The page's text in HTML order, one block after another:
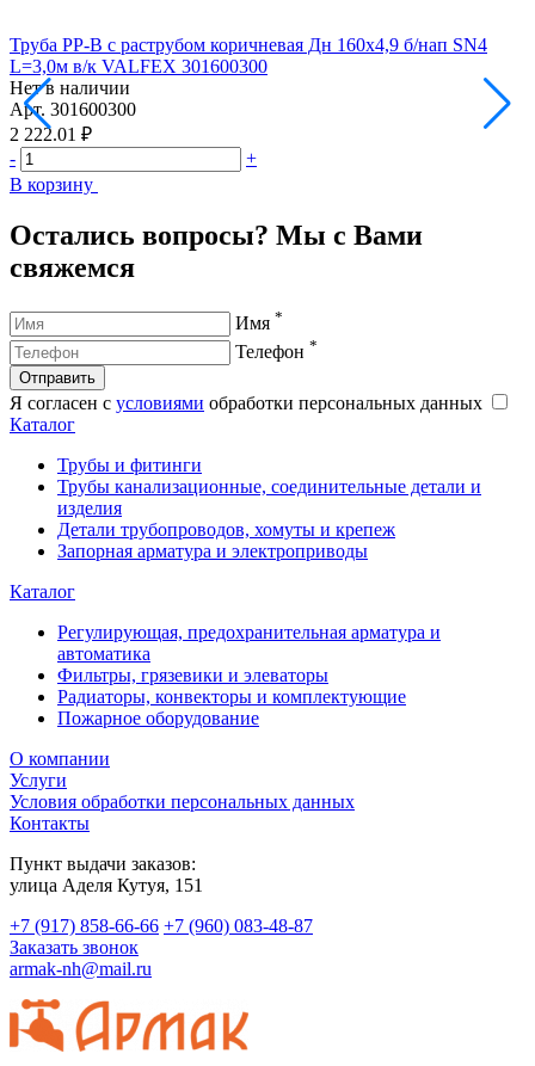
Труба PP-B с раструбом коричневая Дн 160х4,9 б/нап SN4
L=3,0м в/к VALFEX 301600300
Нет в наличии
Арт. 301600300
2 222.01 ₽
-
+
В корзину
Остались вопросы? Мы с Вами
свяжемся
Имя *
Телефон *
Отправить
Я согласен с условиями обработки персональных данных
Каталог
Трубы и фитинги
Трубы канализационные, соединительные детали и
изделия
Детали трубопроводов, хомуты и крепеж
Запорная арматура и электроприводы
Каталог
Регулирующая, предохранительная арматура и
автоматика
Фильтры, грязевики и элеваторы
Радиаторы, конвекторы и комплектующие
Пожарное оборудование
О компании
Услуги
Условия обработки персональных данных
Контакты
Пункт выдачи заказов:
​улица Аделя Кутуя, 151
+7 (917) 858-66-66 +7 (960) 083-48-87
Заказать звонок
armak-nh@mail.ru